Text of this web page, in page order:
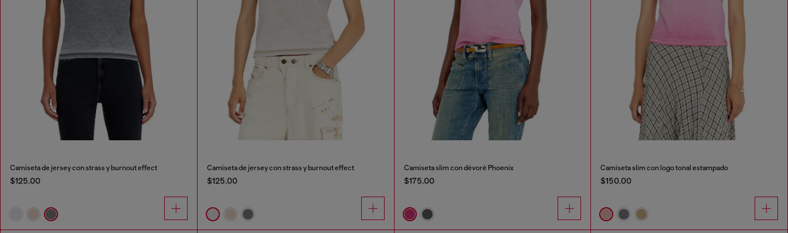
Camiseta de jersey con strass y burnout effect
$125.00
Camiseta de jersey con strass y burnout effect
$125.00
Camiseta slim con dévoré Phoenix
$175.00
Camiseta slim con logo tonal estampado
$150.00